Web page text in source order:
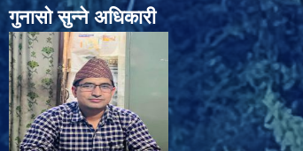
गुनासो सुन्ने अधिकारी